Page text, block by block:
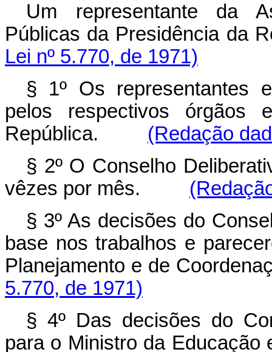
Um representante da
Públicas da Presidência
Lei nº 5.770, de 1971)
§ 1º Os representantes
pelos respectivos órgãos
República. (Redação
§ 2º O Conselho
vêzes por mês.
§ 3º As decisões do
base nos trabalhos e
Planejamento e de
5.770, de 1971)
§ 4º Das decisões do
para o Ministro da